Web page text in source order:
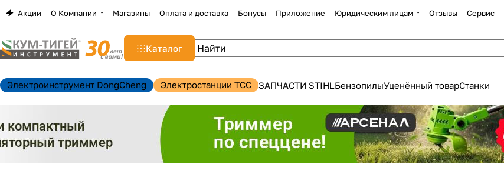
Акции О Компании Магазины Оплата и доставка Бонусы Приложение Юридическим лицам Отзывы Сервис
Каталог
Электроинструмент DongCheng Электростанции TCC ЗАПЧАСТИ STIHLБензопилыУценённый товарСтанки
Для клиентов всех банков
Разбейтеоплату